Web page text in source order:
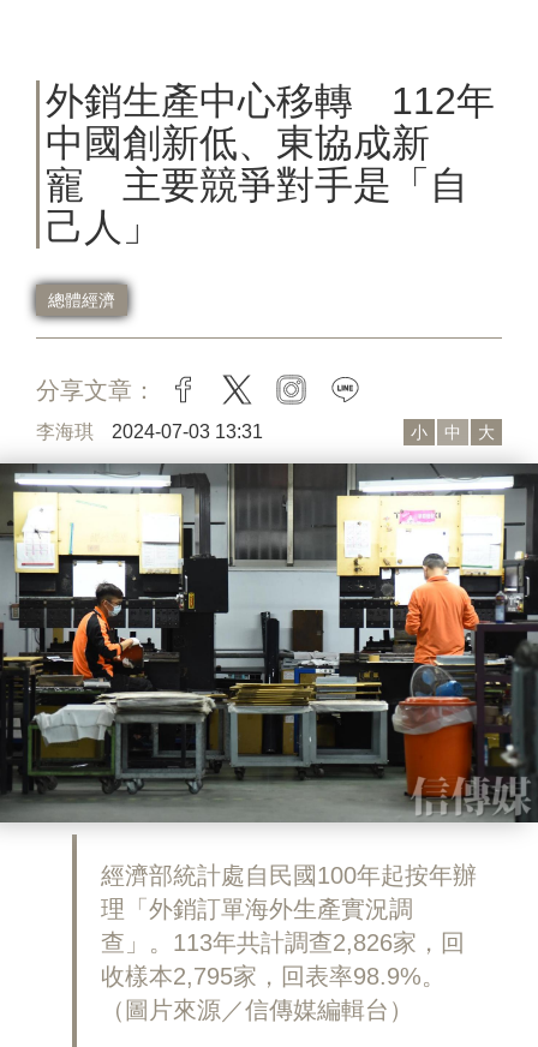
外銷生產中心移轉 112年
中國創新低、東協成新
寵 主要競爭對手是「自
己人」
總體經濟
分享文章： facebook
twitter instagram
李海琪 2024-07-03 13:31 小 中 大
經濟部統計處自民國100年起按年辦
理「外銷訂單海外生產實況調
查」。113年共計調查2,826家，回
收樣本2,795家，回表率98.9%。
（圖片來源／信傳媒編輯台）